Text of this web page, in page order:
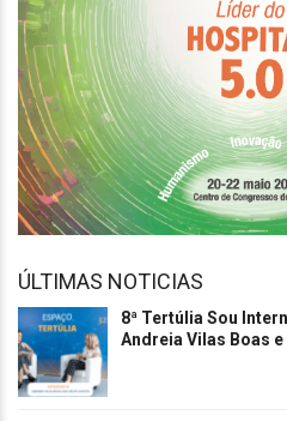
ÚLTIMAS NOTICIAS
8ª Tertúlia Sou
Andreia Vilas Boas